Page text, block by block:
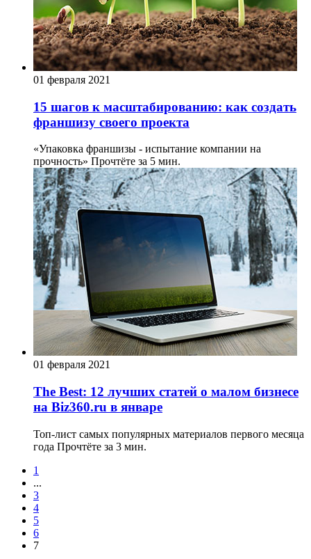
01 февраля 2021
15 шагов к масштабированию: как создать
франшизу своего проекта
«Упаковка франшизы - испытание компании на
прочность» Прочтёте за 5 мин.
01 февраля 2021
The Best: 12 лучших статей о малом бизнесе
на Biz360.ru в январе
Топ-лист самых популярных материалов первого месяца
года Прочтёте за 3 мин.
1
...
3
4
5
6
7